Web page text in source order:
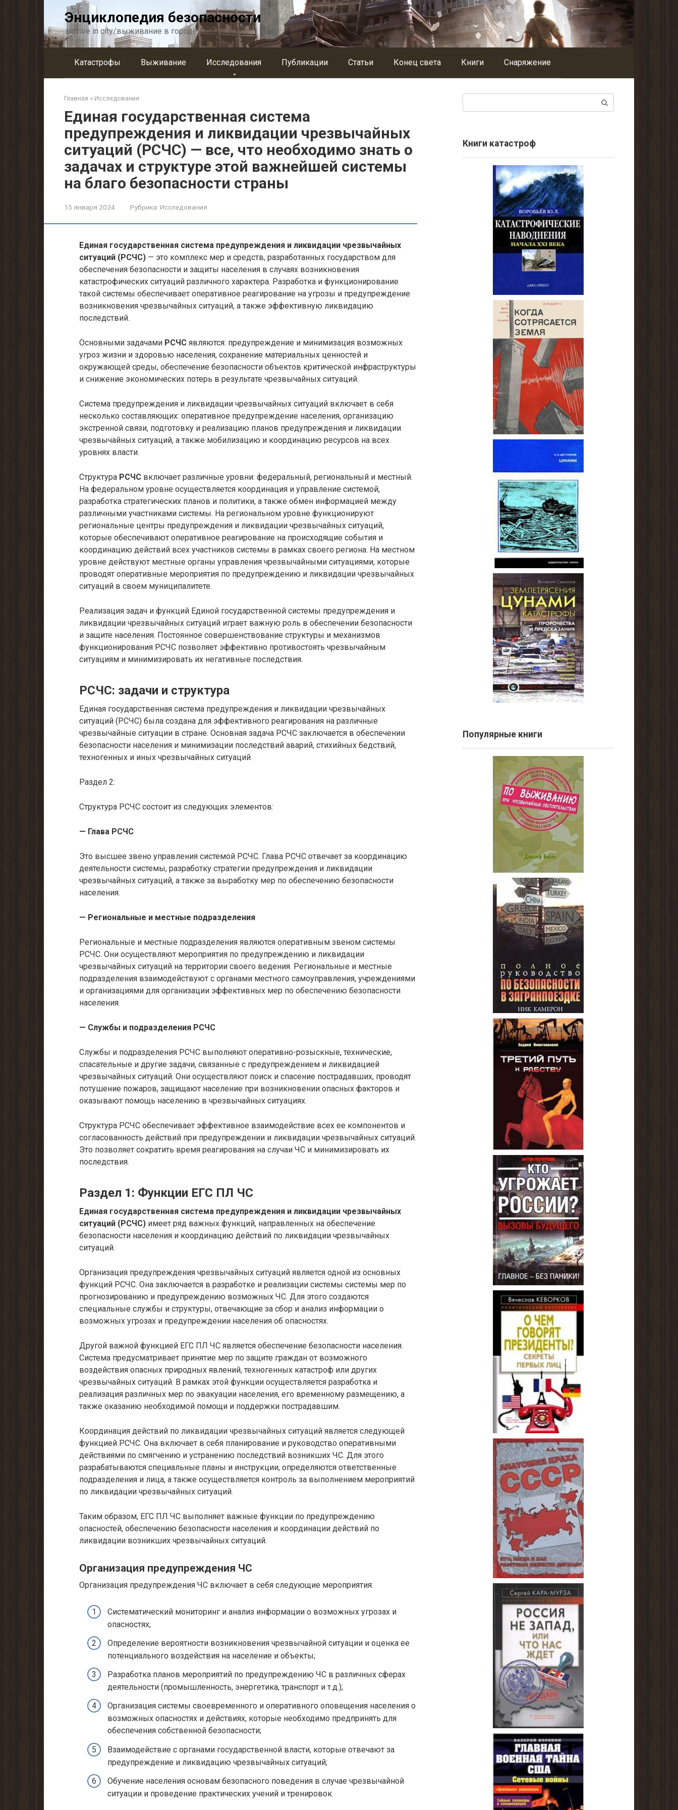
Энциклопедия безопасности
survive in city/выживание в городе
Катастрофы Выживание Исследования Публикации Статьи Конец света Книги Снаряжение
Главная » Исследования
Единая государственная система
предупреждения и ликвидации чрезвычайных
ситуаций (РСЧС) — все, что необходимо знать о
задачах и структуре этой важнейшей системы
на благо безопасности страны
15 января 2024 Рубрика: Исследования
Единая государственная система предупреждения и ликвидации чрезвычайных
ситуаций (РСЧС) — это комплекс мер и средств, разработанных государством для
обеспечения безопасности и защиты населения в случаях возникновения
катастрофических ситуаций различного характера. Разработка и функционирование
такой системы обеспечивает оперативное реагирование на угрозы и предупреждение
возникновения чрезвычайных ситуаций, а также эффективную ликвидацию
последствий.
Основными задачами РСЧС являются: предупреждение и минимизация возможных
угроз жизни и здоровью населения, сохранение материальных ценностей и
окружающей среды, обеспечение безопасности объектов критической инфраструктуры
и снижение экономических потерь в результате чрезвычайных ситуаций.
Система предупреждения и ликвидации чрезвычайных ситуаций включает в себя
несколько составляющих: оперативное предупреждение населения, организацию
экстренной связи, подготовку и реализацию планов предупреждения и ликвидации
чрезвычайных ситуаций, а также мобилизацию и координацию ресурсов на всех
уровнях власти.
Структура РСЧС включает различные уровни: федеральный, региональный и местный.
На федеральном уровне осуществляется координация и управление системой,
разработка стратегических планов и политики, а также обмен информацией между
различными участниками системы. На региональном уровне функционируют
региональные центры предупреждения и ликвидации чрезвычайных ситуаций,
которые обеспечивают оперативное реагирование на происходящие события и
координацию действий всех участников системы в рамках своего региона. На местном
уровне действуют местные органы управления чрезвычайными ситуациями, которые
проводят оперативные мероприятия по предупреждению и ликвидации чрезвычайных
ситуаций в своем муниципалитете.
Реализация задач и функций Единой государственной системы предупреждения и
ликвидации чрезвычайных ситуаций играет важную роль в обеспечении безопасности
и защите населения. Постоянное совершенствование структуры и механизмов
функционирования РСЧС позволяет эффективно противостоять чрезвычайным
ситуациям и минимизировать их негативные последствия.
РСЧС: задачи и структура
Единая государственная система предупреждения и ликвидации чрезвычайных
ситуаций (РСЧС) была создана для эффективного реагирования на различные
чрезвычайные ситуации в стране. Основная задача РСЧС заключается в обеспечении
безопасности населения и минимизации последствий аварий, стихийных бедствий,
техногенных и иных чрезвычайных ситуаций.
Раздел 2:
Структура РСЧС состоит из следующих элементов:
— Глава РСЧС
Это высшее звено управления системой РСЧС. Глава РСЧС отвечает за координацию
деятельности системы, разработку стратегии предупреждения и ликвидации
чрезвычайных ситуаций, а также за выработку мер по обеспечению безопасности
населения.
— Региональные и местные подразделения
Региональные и местные подразделения являются оперативным звеном системы
РСЧС. Они осуществляют мероприятия по предупреждению и ликвидации
чрезвычайных ситуаций на территории своего ведения. Региональные и местные
подразделения взаимодействуют с органами местного самоуправления, учреждениями
и организациями для организации эффективных мер по обеспечению безопасности
населения.
— Службы и подразделения РСЧС
Службы и подразделения РСЧС выполняют оперативно-розыскные, технические,
спасательные и другие задачи, связанные с предупреждением и ликвидацией
чрезвычайных ситуаций. Они осуществляют поиск и спасение пострадавших, проводят
потушение пожаров, защищают население при возникновении опасных факторов и
оказывают помощь населению в чрезвычайных ситуациях.
Структура РСЧС обеспечивает эффективное взаимодействие всех ее компонентов и
согласованность действий при предупреждении и ликвидации чрезвычайных ситуаций.
Это позволяет сократить время реагирования на случаи ЧС и минимизировать их
последствия.
Раздел 1: Функции ЕГС ПЛ ЧС
Единая государственная система предупреждения и ликвидации чрезвычайных
ситуаций (РСЧС) имеет ряд важных функций, направленных на обеспечение
безопасности населения и координацию действий по ликвидации чрезвычайных
ситуаций.
Организация предупреждения чрезвычайных ситуаций является одной из основных
функций РСЧС. Она заключается в разработке и реализации системы системы мер по
прогнозированию и предупреждению возможных ЧС. Для этого создаются
специальные службы и структуры, отвечающие за сбор и анализ информации о
возможных угрозах и предупреждении населения об опасностях.
Другой важной функцией ЕГС ПЛ ЧС является обеспечение безопасности населения.
Система предусматривает принятие мер по защите граждан от возможного
воздействия опасных природных явлений, техногенных катастроф или других
чрезвычайных ситуаций. В рамках этой функции осуществляется разработка и
реализация различных мер по эвакуации населения, его временному размещению, а
также оказанию необходимой помощи и поддержки пострадавшим.
Координация действий по ликвидации чрезвычайных ситуаций является следующей
функцией РСЧС. Она включает в себя планирование и руководство оперативными
действиями по смягчению и устранению последствий возникших ЧС. Для этого
разрабатываются специальные планы и инструкции, определяются ответственные
подразделения и лица, а также осуществляется контроль за выполнением мероприятий
по ликвидации чрезвычайных ситуаций.
Таким образом, ЕГС ПЛ ЧС выполняет важные функции по предупреждению
опасностей, обеспечению безопасности населения и координации действий по
ликвидации возникших чрезвычайных ситуаций.
Организация предупреждения ЧС
Организация предупреждения ЧС включает в себя следующие мероприятия:
Систематический мониторинг и анализ информации о возможных угрозах и
опасностях;
Определение вероятности возникновения чрезвычайной ситуации и оценка ее
потенциального воздействия на население и объекты;
Разработка планов мероприятий по предупреждению ЧС в различных сферах
деятельности (промышленность, энергетика, транспорт и т.д.);
Организация системы своевременного и оперативного оповещения населения о
возможных опасностях и действиях, которые необходимо предпринять для
обеспечения собственной безопасности;
Взаимодействие с органами государственной власти, которые отвечают за
предупреждение и ликвидацию чрезвычайных ситуаций;
Обучение населения основам безопасного поведения в случае чрезвычайной
ситуации и проведение практических учений и тренировок.
Книги катастроф
Популярные книги